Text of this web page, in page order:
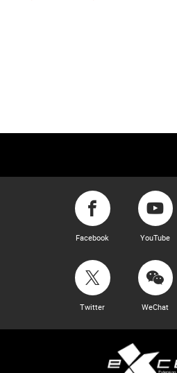
Facebook YouTube
Twitter WeChat